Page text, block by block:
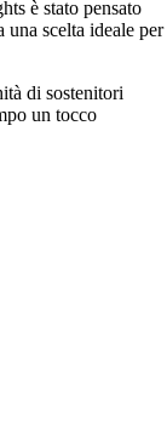
è stato pensato
scelta ideale per
di sostenitori
un tocco